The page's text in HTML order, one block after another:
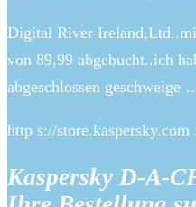
Digital River
von 89,99 abgebucht..ich
abgeschlossen
http s://store.kaspersky.com
Kaspersky D-A-